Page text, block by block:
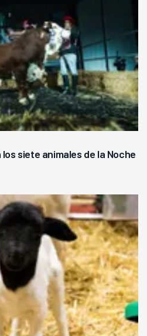
siete animales de la Noche